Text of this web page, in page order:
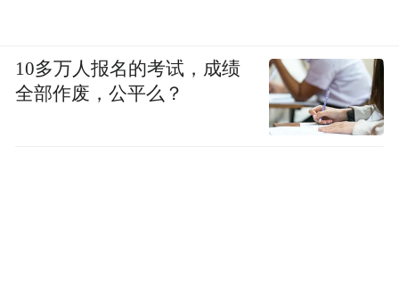
10多万人报名的考试，成绩
全部作废，公平么？